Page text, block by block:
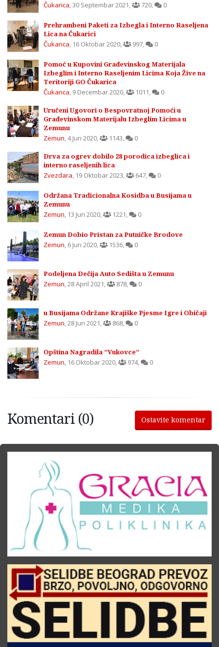
Čukarica,30 Septembar 2021, 720, 0
Prehrambeni Paketi za Izbegla i Interno Raseljena
Lica na Čukarici
Čukarica, 16 Oktobar 2020, 997, 0
Pomoć u Kupovini Građevinskog Materijala
Izbeglim i Interno Raseljenim Licima Koja Žive na
Teritoriji GO Čukarica
Čukarica, 9 Decembar 2020, 1011, 0
Uručeni Ugovori o Bespovratnoj Pomoći u
Građevinskom Materijalu Izbeglim Licima u
Zemunu
Zemun,4 Jun 2020, 1143, 0
Drva za ogrev dobilo 28 porodica izbeglica i
interno raseljenih lica
Zvezdara, 19 Oktobar 2023, 647, 0
Održana Tradicionalna Kosidba u Busijama u
Zemunu
Zemun, 13 Jun 2020, 1221, 0
Zemun Dobio Pristan za Putničke Brodove
Zemun, 6 Jun 2020, 1536, 0
Podeljena Dečija Auto Sedišta u Zemunu
Zemun,28 April 2021, 878, 0
u Busijama Održane Krajiške Pjesme Igre i Običaji
Zemun,28 Jun 2021, 868, 0
Opština Nagradila ”Vukovce”
Zemun, 16 Oktobar 2020, 974, 0
Komentari (0) Ostavite komentar